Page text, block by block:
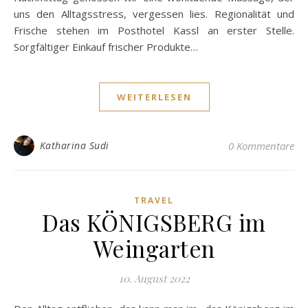
uns den Alltagsstress, vergessen lies. Regionalität und
Frische stehen im Posthotel Kassl an erster Stelle.
Sorgfältiger Einkauf frischer Produkte…
WEITERLESEN
Katharina Sudi 0 Kommentare
TRAVEL
Das KÖNIGSBERG im
Weingarten
10. August 2022